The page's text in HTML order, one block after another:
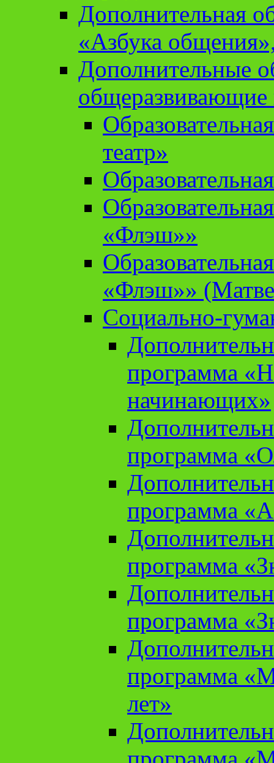
Дополнительная
«Азбука
Дополнительные
театр»
«Флэш»»
«Флэш»»
Социально-
программа
начинающих»
программа
программа
программа
программа
программа
лет»